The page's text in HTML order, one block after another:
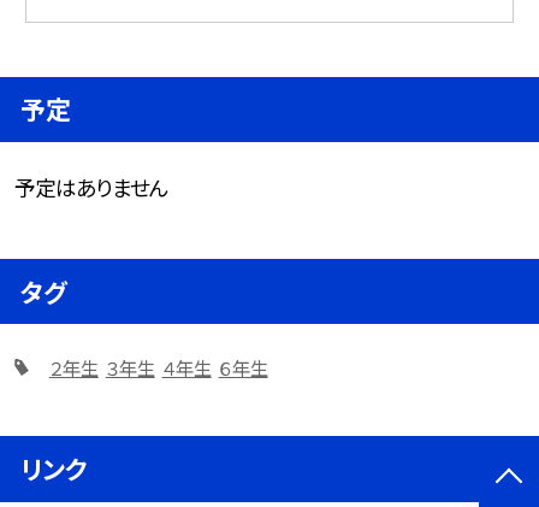
予定
予定はありません
タグ
２年生 ３年生 ４年生 ６年生
リンク